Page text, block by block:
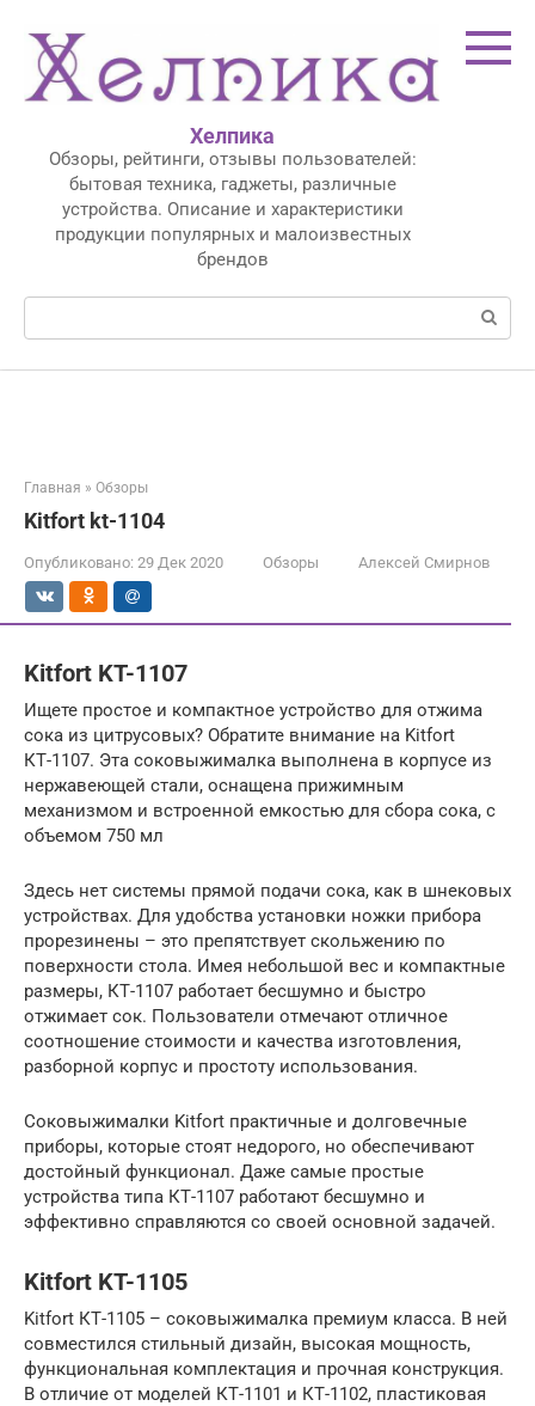
контенту
Хелпика
Обзоры, рейтинги, отзывы пользователей:
бытовая техника, гаджеты, различные
устройства. Описание и характеристики
продукции популярных и малоизвестных
брендов
Поиск:
Главная » Обзоры
Kitfort kt-1104
Опубликовано: 29 Дек 2020 Обзоры Алексей Смирнов
Kitfort KT-1107
Ищете простое и компактное устройство для отжима
сока из цитрусовых? Обратите внимание на Kitfort
КТ-1107. Эта соковыжималка выполнена в корпусе из
нержавеющей стали, оснащена прижимным
механизмом и встроенной емкостью для сбора сока, с
объемом 750 мл
Здесь нет системы прямой подачи сока, как в шнековых
устройствах. Для удобства установки ножки прибора
прорезинены – это препятствует скольжению по
поверхности стола. Имея небольшой вес и компактные
размеры, КТ-1107 работает бесшумно и быстро
отжимает сок. Пользователи отмечают отличное
соотношение стоимости и качества изготовления,
разборной корпус и простоту использования.
Соковыжималки Kitfort практичные и долговечные
приборы, которые стоят недорого, но обеспечивают
достойный функционал. Даже самые простые
устройства типа КТ-1107 работают бесшумно и
эффективно справляются со своей основной задачей.
Kitfort KT-1105
Kitfort КТ-1105 – соковыжималка премиум класса. В ней
совместился стильный дизайн, высокая мощность,
функциональная комплектация и прочная конструкция.
В отличие от моделей КТ-1101 и КТ-1102, пластиковая